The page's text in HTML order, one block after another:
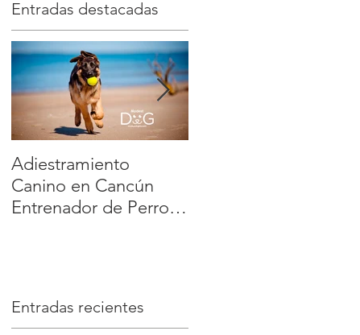
Entradas destacadas
Adiestramiento
Canino en Cancún
Entrenador de Perros
sin estrés | Modest
Entradas recientes